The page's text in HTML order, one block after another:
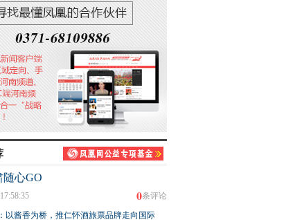
随心GO
0条评论
以酱香为桥，推仁怀酒旅票品牌走向国际